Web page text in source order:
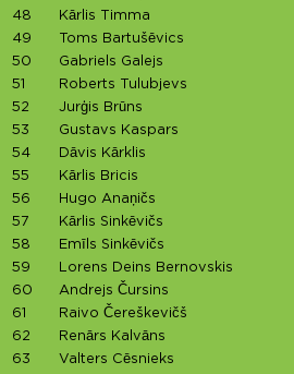
48
Kārlis Timma
49
Toms Bartušēvics
50
Gabriels Galejs
51
Roberts Tulubjevs
52
Jurģis Brūns
53
Gustavs Kaspars
54
Dāvis Kārklis
55
Kārlis Bricis
56
Hugo Anaņičs
57
Kārlis Sinkēvičs
58
Emīls Sinkēvičs
59
Lorens Deins Bernovskis
60
Andrejs Čursins
61
Raivo Čereškevičš
62
Renārs Kalvāns
63
Valters Cēsnieks